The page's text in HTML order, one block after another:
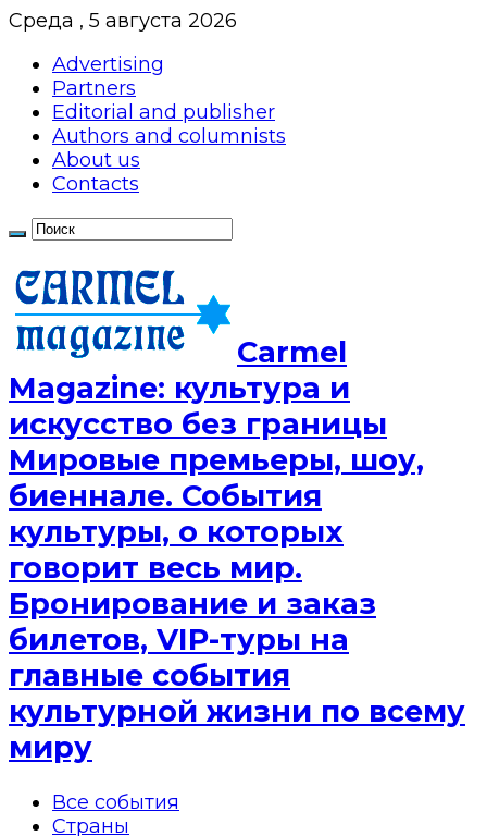
Среда , 5 августа 2026
Advertising
Partners
Editorial and publisher
Authors and columnists
About us
Contacts
Сarmel
Magazine: культура и
искусство без границы
Мировые премьеры, шоу,
биеннале. События
культуры, о которых
говорит весь мир.
Бронирование и заказ
билетов, VIP-туры на
главные события
культурной жизни по всему
миру
Все события
Страны